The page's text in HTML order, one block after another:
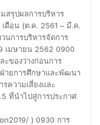
สรุปผลการบริหาร
ดือน (ต.ค. 2561 – มี.ค.
นการบริหารจัดการ
เมษายน 2562 0900
ะของว่างก่อนการ
ายการศึกษาและพัฒนา
ความเสี่ยงและ
ที่นำไปสู่การประกาศ
) 0930 การ